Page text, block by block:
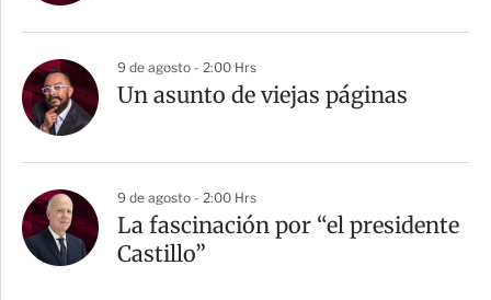
9 de agosto - 2:00 Hrs
Un asunto de viejas páginas
9 de agosto - 2:00 Hrs
La fascinación por “el presidente
Castillo”